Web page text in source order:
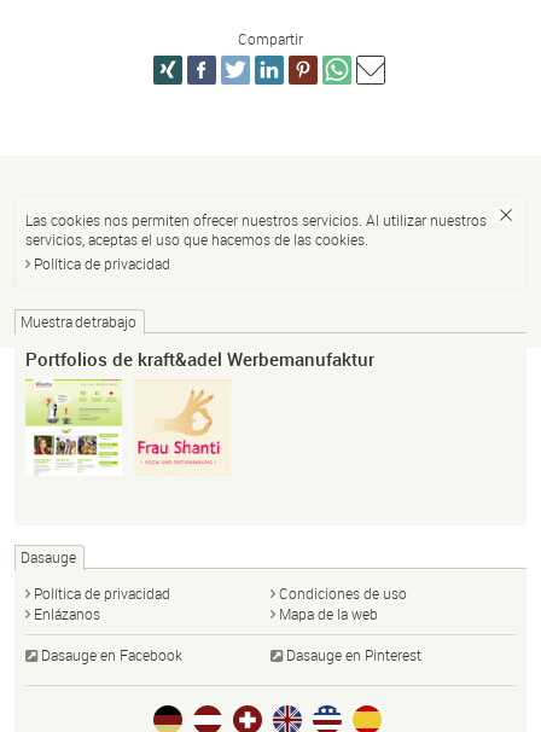
Compartir
Las cookies nos permiten ofrecer nuestros servicios. Al utilizar nuestros
servicios, aceptas el uso que hacemos de las cookies.
Política de privacidad
Muestra de trabajo
Portfolios de kraft&adel Werbemanufaktur
Dasauge
Política de privacidad
Condiciones de uso
Enlázanos
Mapa de la web
Dasauge en Facebook Dasauge en Pinterest